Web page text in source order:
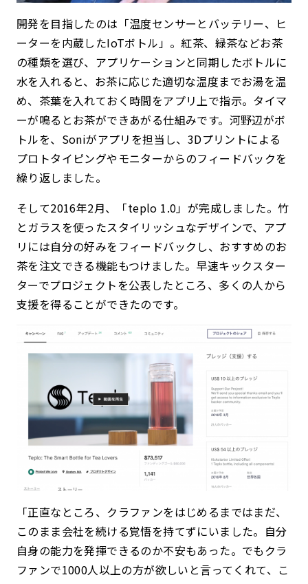
開発を目指したのは「温度センサーとバッテリー、ヒ
ーターを内蔵したIoTボトル」。紅茶、緑茶などお茶
の種類を選び、アプリケーションと同期したボトルに
水を入れると、お茶に応じた適切な温度までお湯を温
め、茶葉を入れておく時間をアプリ上で指示。タイマ
ーが鳴るとお茶ができあがる仕組みです。河野辺がボ
トルを、Soniがアプリを担当し、3Dプリントによる
プロトタイピングやモニターからのフィードバックを
繰り返しました。
そして2016年2月、「teplo 1.0」が完成しました。竹
とガラスを使ったスタイリッシュなデザインで、アプ
リには自分の好みをフィードバックし、おすすめのお
茶を注文できる機能もつけました。早速キックスター
ターでプロジェクトを公表したところ、多くの人から
支援を得ることができたのです。
「正直なところ、クラファンをはじめるまではまだ、
このまま会社を続ける覚悟を持てずにいました。自分
自身の能力を発揮できるのか不安もあった。でもクラ
ファンで1000人以上の方が欲しいと言ってくれて、こ